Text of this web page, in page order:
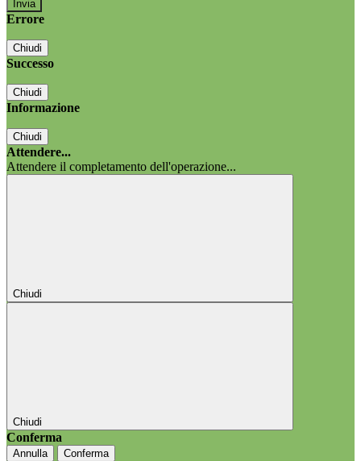
Errore
Chiudi
Successo
Chiudi
Informazione
Chiudi
Attendere...
Attendere il completamento dell'operazione...
Chiudi
Chiudi
Conferma
Annulla Conferma